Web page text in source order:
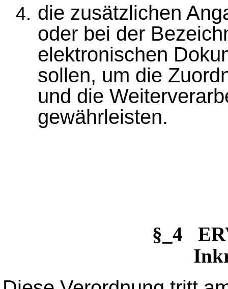
die zusätzlichen
oder bei der
elektronischen
sollen, um die
und die
gewährleisten.
§_4